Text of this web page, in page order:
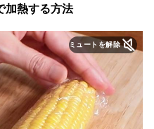
加熱する方法
ミュートを解除